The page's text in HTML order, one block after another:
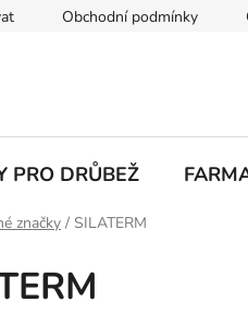
Obchodní podmínky
PRO DRŮBEŽ
značky / SILATERM